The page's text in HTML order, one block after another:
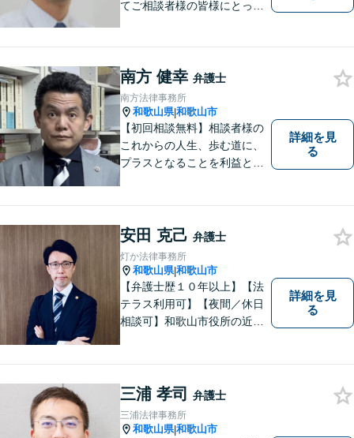
てご相談者様の皆様にとって
【当日／夜間／応相談】お悩
み事がございましたら、お気
軽にご相談下さい。
南方 健幸 弁護士
南方法律事務所
和歌山県|和歌山市
【初回相談無料】相談者様の
これからの人生、歩む道に、
プラスとなることを利益と考
ご相談いただくこともありま
す。
詳細を見
る
安田 克己 弁護士
灯か法律事務所
和歌山県|和歌山市
【弁護士歴１０年以上】【法
テラス利用可】【夜間／休日
相談可】和歌山市役所の近
相談ください。あなたの灯り
となれるよう誠心誠意努めま
す。
詳細を見
る
三浦 孝司 弁護士
三浦法律事務所
和歌山県|和歌山市